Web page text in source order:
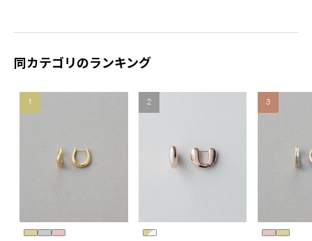
同カテゴリのランキング
1 2 3